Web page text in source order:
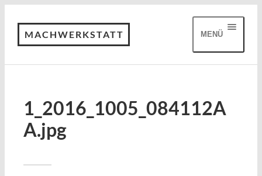
MACHWERKSTATT MENÜ
1_2016_1005_084112A
A.jpg